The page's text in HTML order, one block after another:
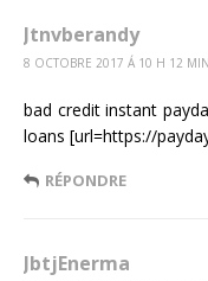
Jtnvberandy
8 OCTOBRE 2017 Á 10 H 12 MIN
bad credit instant
loans [url=https://
RÉPONDRE
JbtjEnerma